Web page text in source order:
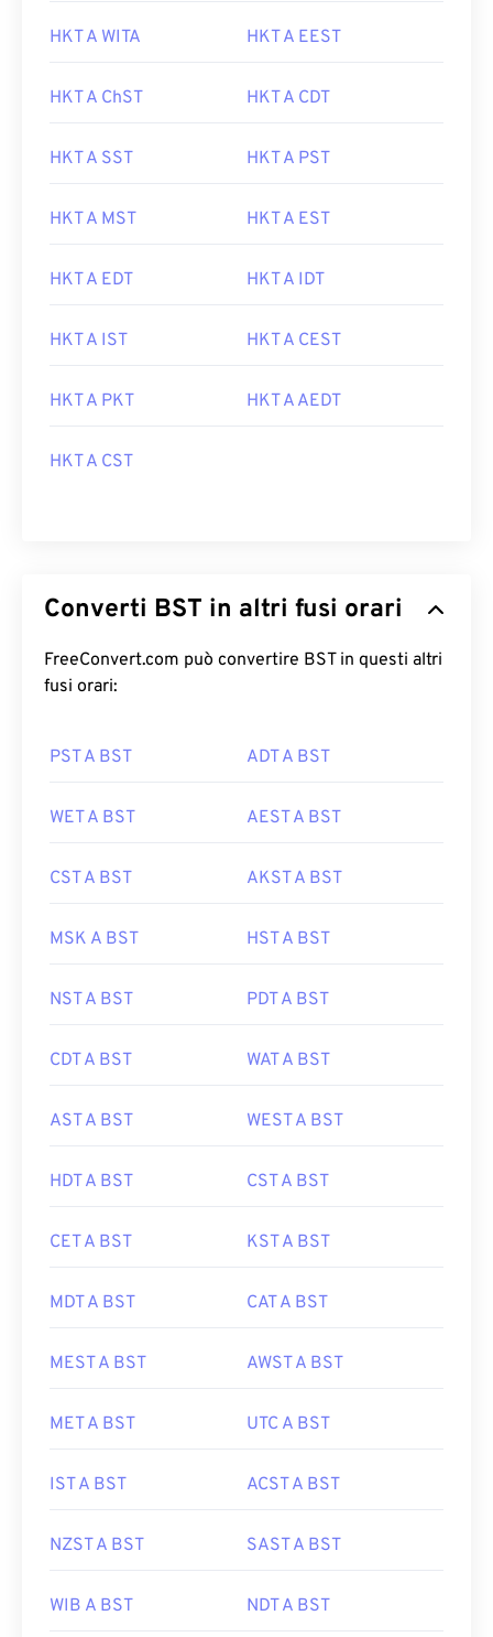
HKT A WITA HKT A EEST
HKT A ChST HKT A CDT
HKT A SST HKT A PST
HKT A MST HKT A EST
HKT A EDT HKT A IDT
HKT A IST HKT A CEST
HKT A PKT HKT A AEDT
HKT A CST
Converti BST in altri fusi orari
FreeConvert.com può convertire BST in questi altri
fusi orari:
PST A BST ADT A BST
WET A BST AEST A BST
CST A BST AKST A BST
MSK A BST HST A BST
NST A BST PDT A BST
CDT A BST WAT A BST
AST A BST WEST A BST
HDT A BST CST A BST
CET A BST KST A BST
MDT A BST CAT A BST
MEST A BST AWST A BST
MET A BST UTC A BST
IST A BST ACST A BST
NZST A BST SAST A BST
WIB A BST NDT A BST